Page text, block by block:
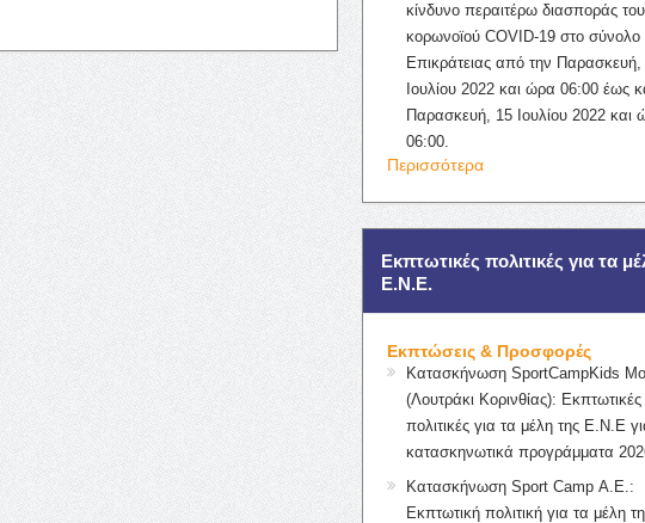
κίνδυνο περαιτέρω διασποράς του
κορωνοϊού COVID-19 στο σύνολο
Επικράτειας από την Παρασκευή,
Ιουλίου 2022 και ώρα 06:00 έως
Παρασκευή, 15 Ιουλίου 2022 και
06:00.
Περισσότερα
Εκπτωτικές πολιτικές για τα
Ε.Ν.Ε.
Εκπτώσεις & Προσφορές
Κατασκήνωση SportCampKids
(Λουτράκι Κορινθίας): Εκπτωτικές
πολιτικές για τα μέλη της Ε.Ν.Ε
κατασκηνωτικά προγράμματα
Κατασκήνωση Sport Camp Α.Ε.:
Εκπτωτική πολιτική για τα μέλη